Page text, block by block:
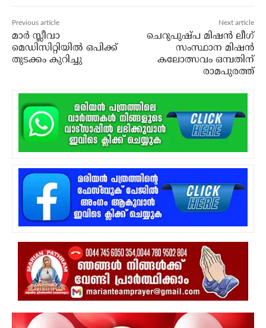
Previous article
മാര്‍ സ്ലീവാ
മെഡിസിറ്റിയില്‍ ഒപിക്ക്
തുടക്കം കുറിച്ചു
Next article
ചെറുപുഷ്പ മിഷന്‍ ലീഗ്
സംസ്ഥാന മിഷന്‍
കലോത്സവം ഒമ്പതിന്
രാമപുരത്ത്